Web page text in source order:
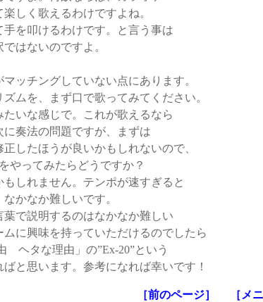
しく歌えるわけですよね。
を叩けるわけです。と言う事は
はないのですよ。
ッチングしていない点にあります。
ムを、まず口で歌ってみてください。
たいな感じで。これが歌えるなら
奏法の問題ですが、まずは
したほうが良いかもしれないので、
やってみたらどうですか？
しれません。テンポが速すぎると
かなか難しいです。
で説明するのはなかなか難しい
に興味を持っていただけるのでしたら
ヘタな理由」の”Ex-20”という
と思います。参考になれば幸いです！
［前のページ］ ［メ